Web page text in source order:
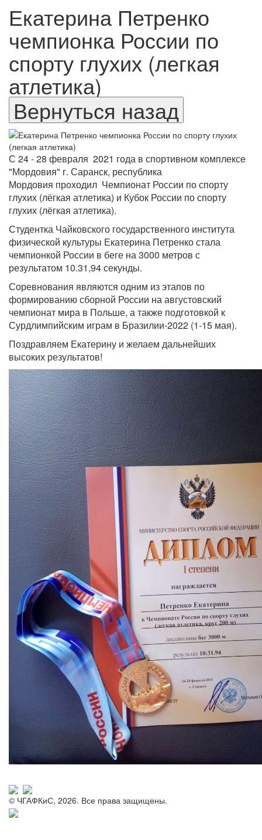
Екатерина Петренко
чемпионка России по
спорту глухих (легкая
атлетика)
С 24 - 28 февраля 2021 года в спортивном комплексе
"Мордовия" г. Саранск, республика
Мордовия проходил Чемпионат России по спорту
глухих (лёгкая атлетика) и Кубок России по спорту
глухих (лёгкая атлетика).
Студентка Чайковского государственного института
физической культуры Екатерина Петренко стала
чемпионкой России в беге на 3000 метров с
результатом 10.31,94 секунды.
Соревнования являются одним из этапов по
формированию сборной России на августовский
чемпионат мира в Польше, а также подготовкой к
Сурдлимпийским играм в Бразилии-2022 (1-15 мая).
Поздравляем Екатерину и желаем дальнейших
высоких результатов!
© ЧГАФКиС, 2026. Все права защищены.